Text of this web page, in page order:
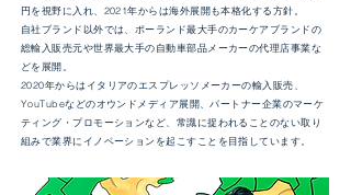
円を視野に入れ、2021年からは海外展開も本格化する方針。
自社ブランド以外では、ポーランド最大手のカーケアブランドの
総輸入販売元や世界最大手の自動車部品メーカーの代理店事業な
どを展開。
2020年からはイタリアのエスプレッソメーカーの輸入販売、
YouTubeなどのオウンドメディア展開、パートナー企業のマーケ
ティング・プロモーションなど、常識に捉われることのない取り
組みで業界にイノベーションを起こすことを目指しています。